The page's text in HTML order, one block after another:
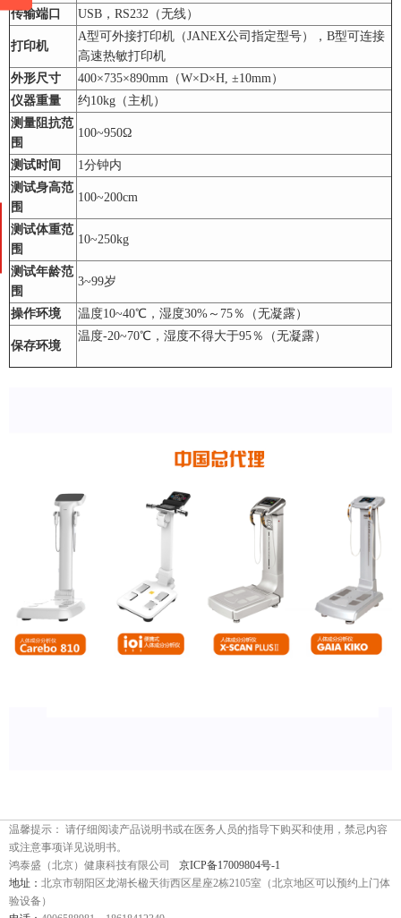
传输端口
USB，RS232（无线）
打印机
A型可外接打印机（JANEX公司指定型号），B型可连接
高速热敏打印机
外形尺寸
400×735×890mm（W×D×H, ±10mm）
仪器重量
约10kg（主机）
测量阻抗范
围
100~950Ω
测试时间
1分钟内
测试身高范
围
100~200cm
测试体重范
围
10~250kg
测试年龄范
围
3~99岁
操作环境 温度10~40℃，湿度30%～75％（无凝露）
保存环境
温度-20~70℃，湿度不得大于95％（无凝露）
温馨提示： 请仔细阅读产品说明书或在医务人员的指导下购买和使用，禁忌内容
或注意事项详见说明书。
鸿泰盛（北京）健康科技有限公司
京ICP备17009804号-1
地址： 北京市朝阳区龙湖长楹天街西区星座2栋2105室（北京地区可以预约上门体
验设备）